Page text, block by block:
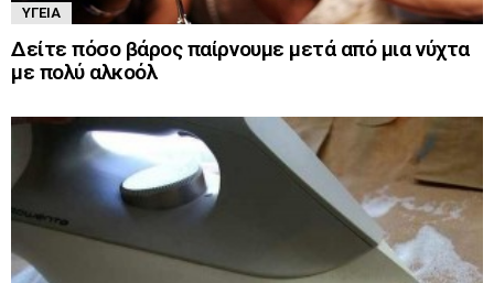
ΥΓΕΊΑ
Δείτε πόσο βάρος παίρνουμε μετά από μια νύχτα
με πολύ αλκοόλ